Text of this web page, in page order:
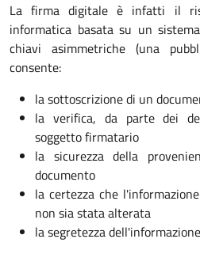
La firma digitale è infatti il
informatica basata su un
chiavi asimmetriche (una
consente:
la sottoscrizione di un
la verifica, da parte dei
soggetto firmatario
la sicurezza della
documento
la certezza che
non sia stata alterata
la segretezza